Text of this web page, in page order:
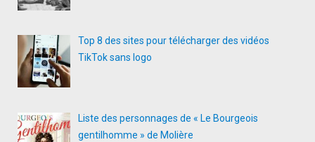
Top 8 des sites pour télécharger des vidéos
TikTok sans logo
Liste des personnages de « Le Bourgeois
gentilhomme » de Molière